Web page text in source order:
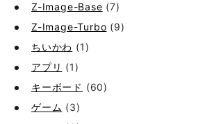
Z-Image-Base (7)
Z-Image-Turbo (9)
ちいかわ (1)
アプリ (1)
キーボード (60)
ゲーム (3)